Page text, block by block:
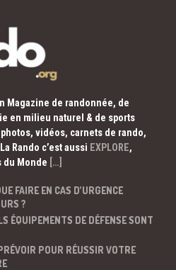
Magazine de randonnée, de
en milieu naturel & de sports
vidéos, carnets de rando,
Rando c’est aussi EXPLORE,
du Monde […]
FAIRE EN CAS D’URGENCE
?
ÉQUIPEMENTS DE DÉFENSE SONT
POUR RÉUSSIR VOTRE